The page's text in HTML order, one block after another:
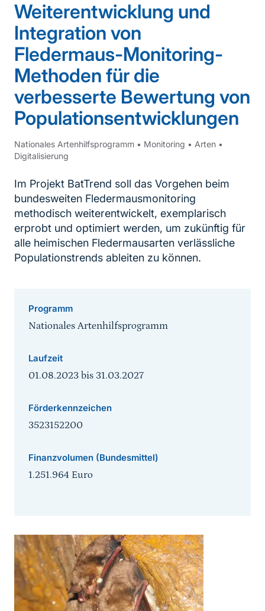
Weiterentwicklung und
Integration von
Fledermaus-Monitoring-
Methoden für die
verbesserte Bewertung von
Populationsentwicklungen
Nationales Artenhilfsprogramm • Monitoring • Arten •
Digitalisierung
Im Projekt BatTrend soll das Vorgehen beim
bundesweiten Fledermausmonitoring
methodisch weiterentwickelt, exemplarisch
erprobt und optimiert werden, um zukünftig für
alle heimischen Fledermausarten verlässliche
Populationstrends ableiten zu können.
Programm
Nationales Artenhilfsprogramm
Laufzeit
01.08.2023 bis 31.03.2027
Förderkennzeichen
3523152200
Finanzvolumen (Bundesmittel)
1.251.964 Euro